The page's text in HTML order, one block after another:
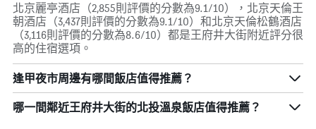
北京麗亭酒店（2,855則評價的分數為9.1/10），北京天倫王
朝酒店（3,437則評價的分數為9.1/10）和北京天倫松鶴酒店
（3,116則評價的分數為8.6/10）都是王府井大街附近評分很
高的住宿選項。
逢甲夜市周邊有哪間飯店值得推薦？
哪一間鄰近王府井大街的北投溫泉飯店值得推薦？